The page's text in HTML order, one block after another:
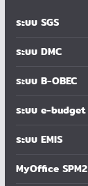
ระบบ SGS
ระบบ DMC
ระบบ B-OBEC
ระบบ e-budget
ระบบ EMIS
MyOffice SPM2